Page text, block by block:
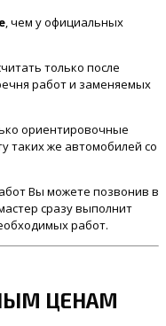
, чем у официальных
только после
работ и заменяемых
ориентировочные
таких же автомобилей со
Вы можете позвонив в
мастер сразу выполнит
работ.
ЦЕНАМ